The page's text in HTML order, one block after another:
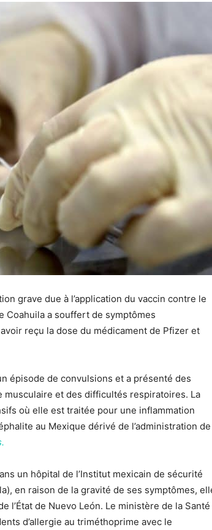
grave due à l’application du vaccin contre le
Coahuila a souffert de symptômes
reçu la dose du médicament de Pfizer et
épisode de convulsions et a présenté des
et des difficultés respiratoires. La
où elle est traitée pour une inflammation
au Mexique dérivé de l’administration de
un hôpital de l’Institut mexicain de sécurité
en raison de la gravité de ses symptômes,
l’État de Nuevo León. Le ministère de la Santé
d’allergie au triméthoprime avec le